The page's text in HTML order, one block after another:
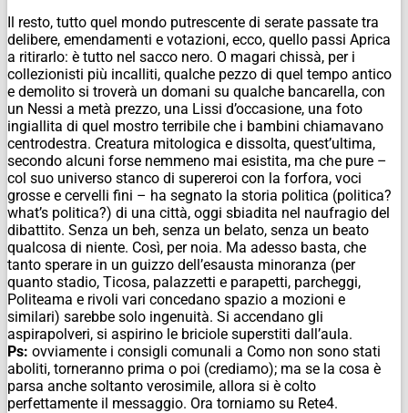
Il resto, tutto quel mondo putrescente di serate passate tra
delibere, emendamenti e votazioni, ecco, quello passi Aprica
a ritirarlo: è tutto nel sacco nero. O magari chissà, per i
collezionisti più incalliti, qualche pezzo di quel tempo antico
e demolito si troverà un domani su qualche bancarella, con
un Nessi a metà prezzo, una Lissi d’occasione, una foto
ingiallita di quel mostro terribile che i bambini chiamavano
centrodestra. Creatura mitologica e dissolta, quest’ultima,
secondo alcuni forse nemmeno mai esistita, ma che pure –
col suo universo stanco di supereroi con la forfora, voci
grosse e cervelli fini – ha segnato la storia politica (politica?
what’s politica?) di una città, oggi sbiadita nel naufragio del
dibattito. Senza un beh, senza un belato, senza un beato
qualcosa di niente. Così, per noia. Ma adesso basta, che
tanto sperare in un guizzo dell’esausta minoranza (per
quanto stadio, Ticosa, palazzetti e parapetti, parcheggi,
Politeama e rivoli vari concedano spazio a mozioni e
similari) sarebbe solo ingenuità. Si accendano gli
aspirapolveri, si aspirino le briciole superstiti dall’aula.
Ps: ovviamente i consigli comunali a Como non sono stati
aboliti, torneranno prima o poi (crediamo); ma se la cosa è
parsa anche soltanto verosimile, allora si è colto
perfettamente il messaggio. Ora torniamo su Rete4.